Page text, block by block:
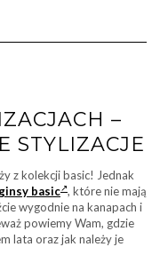
–
STYLIZACJE
z kolekcji basic! Jednak
basic , które nie mają
wygodnie na kanapach i
powiemy Wam, gdzie
lata oraz jak należy je